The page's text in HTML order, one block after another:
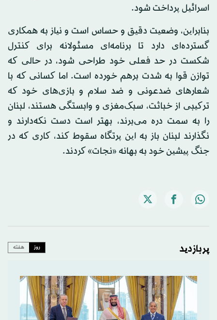
اسرائیل پرداخت شود.
بنابراین، وضعیت دقیق و حساس است و نیاز به همکاری
گسترده‌ای دارد تا برنامه‌ای مسئولانه برای کنترل
شکست در حد فعلی خود طراحی شود، در حالی که
توازن قوا به شدت برهم خورده است. اما کسانی که با
شعارهای ضدعونی و ضد سلام و بازی‌های خود که
ترکیبی از خباثت، سبک‌مغزی و وابستگی هستند، لبنان
را به سمت دره می‌برند، بهتر است دست نکه‌دارند و
نگذارند لبنان باز به این پرتگاه سقوط کند، کاری که در
جنگ پیشین خود به بهانه «نجات» کردند.
پربازدید روز هفته